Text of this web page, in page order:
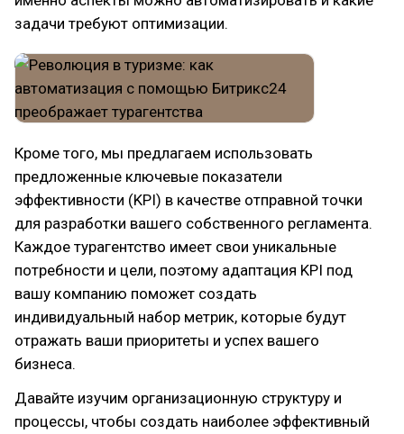
задачи требуют оптимизации.
Кроме того, мы предлагаем использовать
предложенные ключевые показатели
эффективности (KPI) в качестве отправной точки
для разработки вашего собственного регламента.
Каждое турагентство имеет свои уникальные
потребности и цели, поэтому адаптация KPI под
вашу компанию поможет создать
индивидуальный набор метрик, которые будут
отражать ваши приоритеты и успех вашего
бизнеса.
Давайте изучим организационную структуру и
процессы, чтобы создать наиболее эффективный